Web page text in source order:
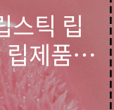
스틱 립
제품